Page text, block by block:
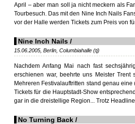
April – aber man soll ja nicht meckern als
Tourbesuch. Das mit den Nine Inch Nails
vor der Halle werden Tickets zum Preis von
Nine Inch Nails /
15.06.2005, Berlin, Columbiahalle (tj)
Nachdem Anfang Mai nach fast
erschienen war, beehrte uns Meister Trent
Mehreren Festivalauftritten stand genau
Tickets für die Hauptstadt-Show
gar in die dreistellige Region... Trotz
No Turning Back /